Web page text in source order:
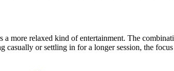
more relaxed kind of entertainment. The
or settling in for a longer session, the